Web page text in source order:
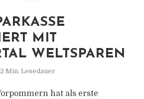
MIT
WELTSPAREN
2 Min. Lesedauer
hat als erste